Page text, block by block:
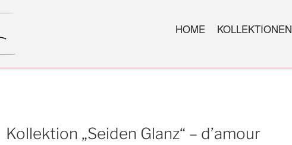
HOME KOLLEKTIONEN
Kollektion „Seiden Glanz“ – d’amour